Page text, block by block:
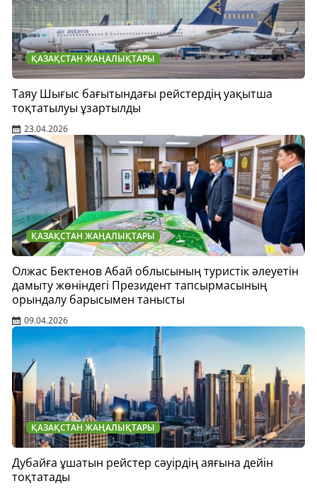
ҚАЗАҚСТАН ЖАҢАЛЫҚТАРЫ
Таяу Шығыс бағытындағы рейстердің уақытша
тоқтатылуы ұзартылды
23.04.2026
ҚАЗАҚСТАН ЖАҢАЛЫҚТАРЫ
Олжас Бектенов Абай облысының туристік әлеуетін
дамыту жөніндегі Президент тапсырмасының
орындалу барысымен танысты
09.04.2026
ҚАЗАҚСТАН ЖАҢАЛЫҚТАРЫ
Дубайға ұшатын рейстер сәуірдің аяғына дейін
тоқтатады